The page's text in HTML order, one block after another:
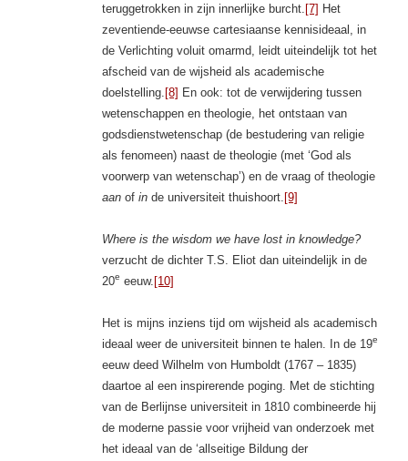
teruggetrokken in zijn innerlijke burcht. [7] Het
zeventiende-eeuwse cartesiaanse kennisideaal, in
de Verlichting voluit omarmd, leidt uiteindelijk tot het
afscheid van de wijsheid als academische
doelstelling. [8] En ook: tot de verwijdering tussen
wetenschappen en theologie, het ontstaan van
godsdienstwetenschap (de bestudering van religie
als fenomeen) naast de theologie (met ‘God als
voorwerp van wetenschap’) en de vraag of theologie
aanof inde universiteit thuishoort. [9]
Where is the wisdom we have lost in knowledge?
verzucht de dichter T.S. Eliot dan uiteindelijk in de
20e eeuw. [10]
Het is mijns inziens tijd om wijsheid als academisch
ideaal weer de universiteit binnen te halen. In de 19e
eeuw deed Wilhelm von Humboldt (1767 – 1835)
daartoe al een inspirerende poging. Met de stichting
van de Berlijnse universiteit in 1810 combineerde hij
de moderne passie voor vrijheid van onderzoek met
het ideaal van de ‘allseitige Bildung der